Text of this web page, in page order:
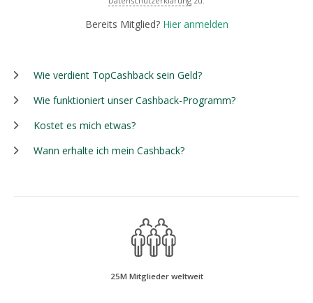
Bereits Mitglied? Hier anmelden
Wie verdient TopCashback sein Geld?
Wie funktioniert unser Cashback-Programm?
Kostet es mich etwas?
Wann erhalte ich mein Cashback?
25M Mitglieder weltweit